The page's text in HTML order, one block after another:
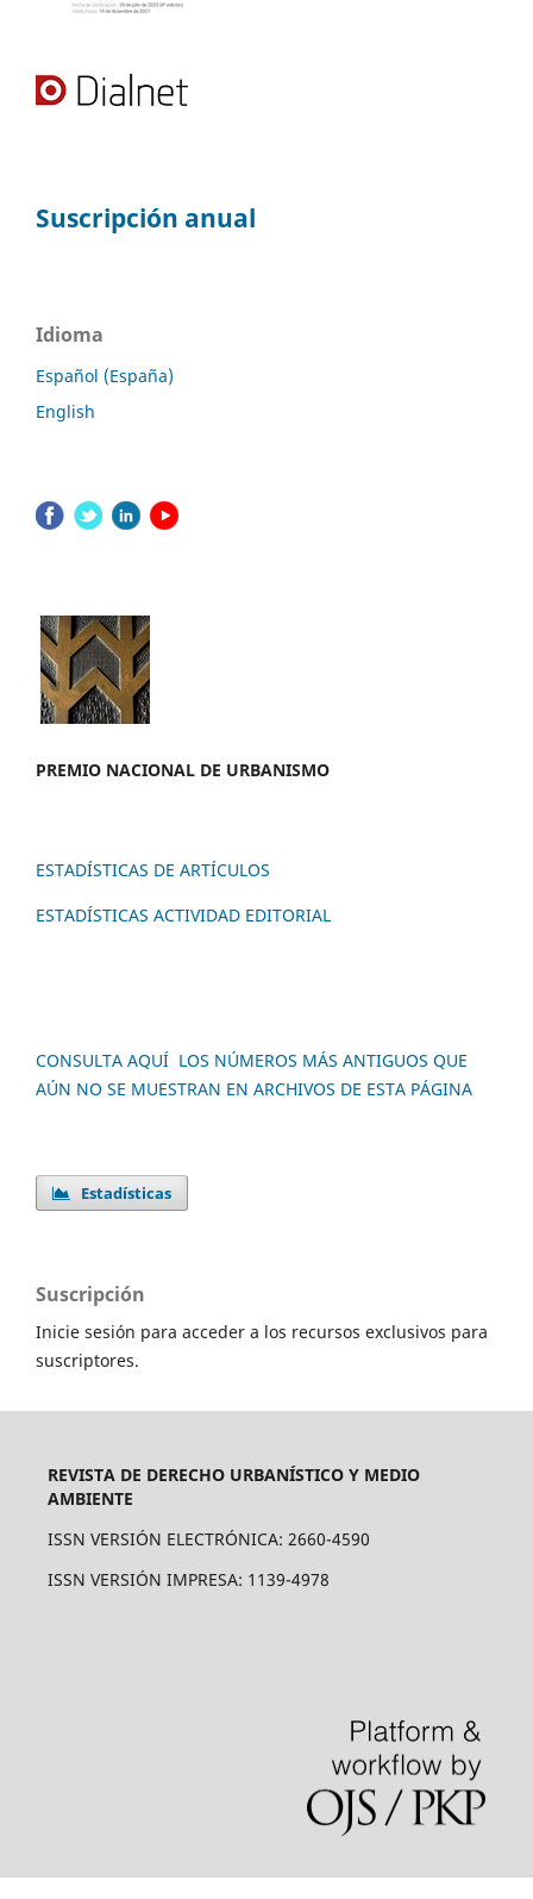
Suscripción anual
Idioma
Español (España)
English
PREMIO NACIONAL DE URBANISMO
ESTADÍSTICAS DE ARTÍCULOS
ESTADÍSTICAS ACTIVIDAD EDITORIAL
CONSULTA AQUÍ LOS NÚMEROS MÁS ANTIGUOS QUE
AÚN NO SE MUESTRAN EN ARCHIVOS DE ESTA PÁGINA
Estadísticas
Suscripción
Inicie sesión para acceder a los recursos exclusivos para
suscriptores.
REVISTA DE DERECHO URBANÍSTICO Y MEDIO
AMBIENTE
ISSN VERSIÓN ELECTRÓNICA: 2660-4590
ISSN VERSIÓN IMPRESA: 1139-4978